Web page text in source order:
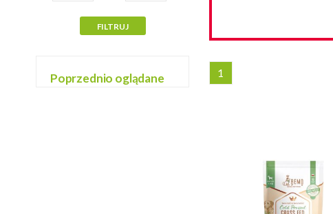
Poprzednio oglądane 1